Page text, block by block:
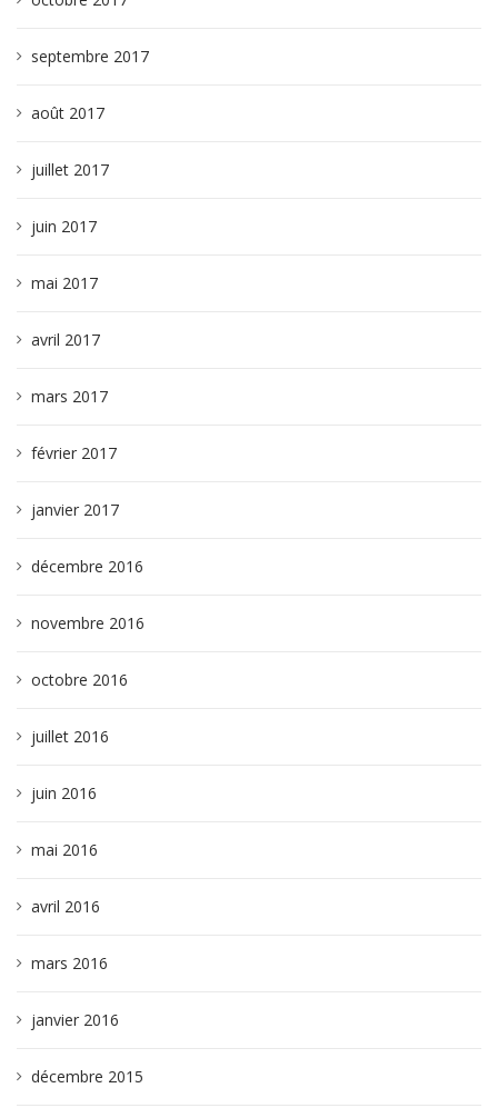
septembre 2017
août 2017
juillet 2017
juin 2017
mai 2017
avril 2017
mars 2017
février 2017
janvier 2017
décembre 2016
novembre 2016
octobre 2016
juillet 2016
juin 2016
mai 2016
avril 2016
mars 2016
janvier 2016
décembre 2015